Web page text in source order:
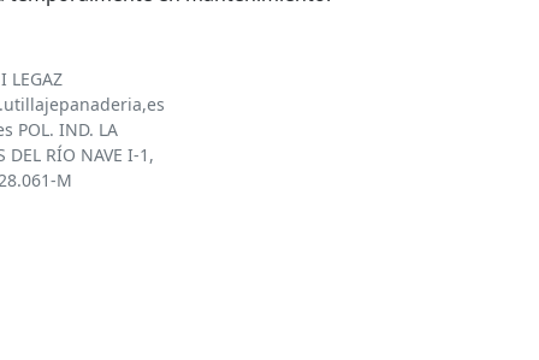
LEGAZ
POL. IND. LA
DEL RÍO NAVE I-1,
M